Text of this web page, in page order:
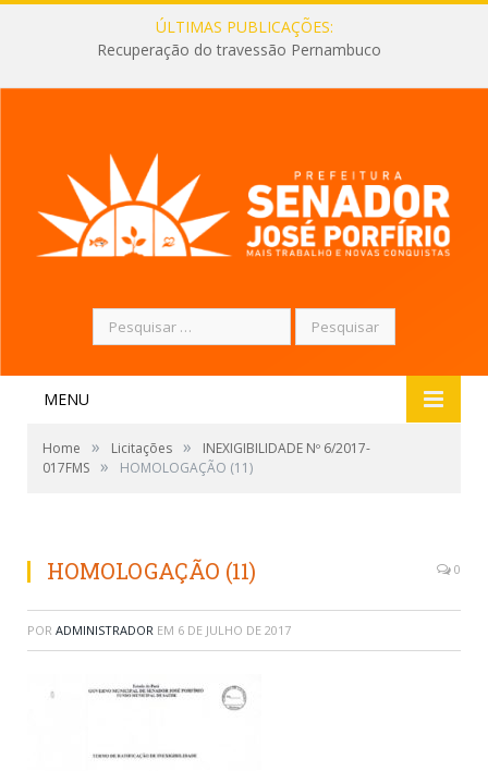
ÚLTIMAS PUBLICAÇÕES:
Recuperação do travessão Pernambuco
Pesquisar
por:
MENU
Home » Licitações »
INEXIGIBILIDADE Nº 6/2017-
017FMS » HOMOLOGAÇÃO (11)
HOMOLOGAÇÃO (11) 0
POR ADMINISTRADOR EM 6 DE JULHO DE 2017